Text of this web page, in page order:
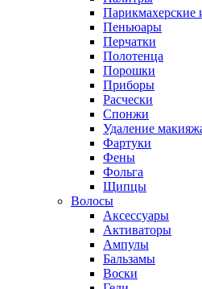
Парикмахерские
Пеньюары
Перчатки
Полотенца
Порошки
Приборы
Расчески
Спонжи
Удаление
Фартуки
Фены
Фольга
Щипцы
Волосы
Аксессуары
Активаторы
Ампулы
Бальзамы
Воски